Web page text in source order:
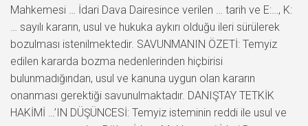
Mahkemesi … İdari Dava Dairesince verilen … tarih ve E:…, K:
… sayılı kararın, usul ve hukuka aykırı olduğu ileri sürülerek
bozulması istenilmektedir. SAVUNMANIN ÖZETİ: Temyiz
edilen kararda bozma nedenlerinden hiçbirisi
bulunmadığından, usul ve kanuna uygun olan kararın
onanması gerektiği savunulmaktadır. DANIŞTAY TETKİK
HAKİMİ …’IN DÜŞÜNCESİ: Temyiz isteminin reddi ile usul ve